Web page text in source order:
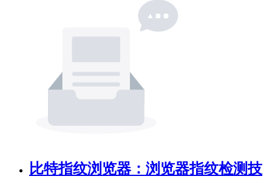
比特指纹浏览器：浏览器指纹检测技